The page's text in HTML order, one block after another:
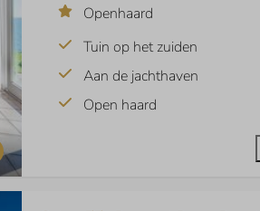
Openhaard
Tuin op het zuiden
Aan de jachthaven
Open haard